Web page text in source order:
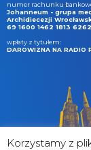
numer rachunku
Johanneum - grupa
Archidiecezji
69 1600 1462 1813
wpłaty z tytułem:
DAROWIZNA NA RADIO
Korzystamy z